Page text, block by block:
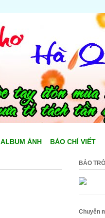
ALBUM ẢNH BÁO CHÍ VIẾT
BẢO
Chuyên